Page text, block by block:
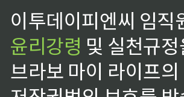
이투데이피엔씨 임
윤리강령 및 실천규
브라보 마이 라이프